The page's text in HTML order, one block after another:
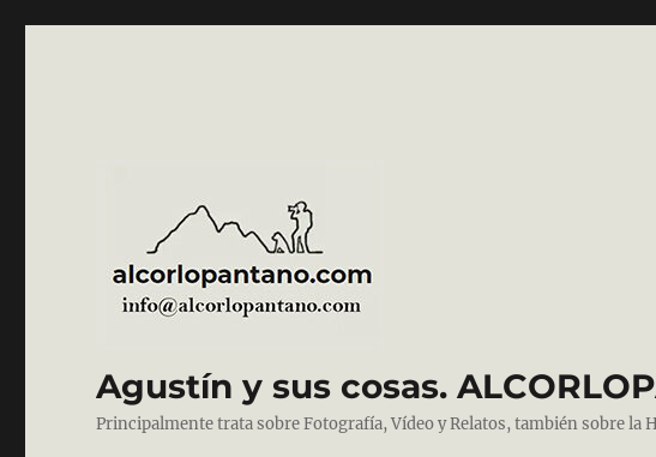
Agustín y sus cosas.
Principalmente trata sobre Fotografía, Vídeo y Relatos, también sobre la